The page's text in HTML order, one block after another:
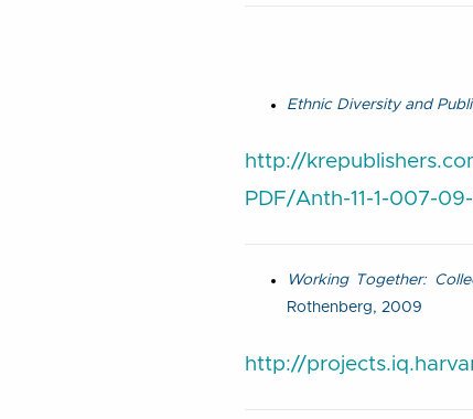
Ethnic Diversity and
http://
PDF/Anth-11-1-007-
Working Together:
Rothenberg, 2009
http://